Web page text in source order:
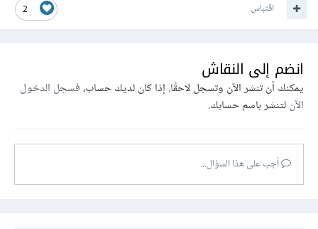
2 اقتباس
انضم إلى النقاش
يمكنك أن تنشر الآن وتسجل لاحقًا. إذا كان لديك حساب،فسجل الدخول
الآنلتنشر باسم حسابك.
أجب على هذا السؤال...